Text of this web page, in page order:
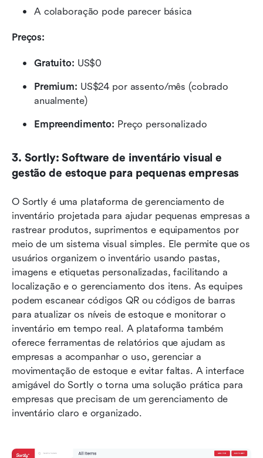
A colaboração pode parecer básica
Preços:
Gratuito: US$0
Premium: US$24 por assento/mês (cobrado
anualmente)
Empreendimento: Preço personalizado
3. Sortly: Software de inventário visual e
gestão de estoque para pequenas empresas
O Sortly é uma plataforma de gerenciamento de
inventário projetada para ajudar pequenas empresas a
rastrear produtos, suprimentos e equipamentos por
meio de um sistema visual simples. Ele permite que os
usuários organizem o inventário usando pastas,
imagens e etiquetas personalizadas, facilitando a
localização e o gerenciamento dos itens. As equipes
podem escanear códigos QR ou códigos de barras
para atualizar os níveis de estoque e monitorar o
inventário em tempo real. A plataforma também
oferece ferramentas de relatórios que ajudam as
empresas a acompanhar o uso, gerenciar a
movimentação de estoque e evitar faltas. A interface
amigável do Sortly o torna uma solução prática para
empresas que precisam de um gerenciamento de
inventário claro e organizado.